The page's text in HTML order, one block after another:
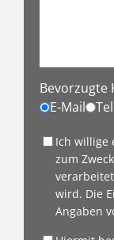
Bevorzugte
E-Mail
Ich willige
zum
wird. Die
Angaben